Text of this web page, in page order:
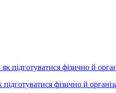
фізично й